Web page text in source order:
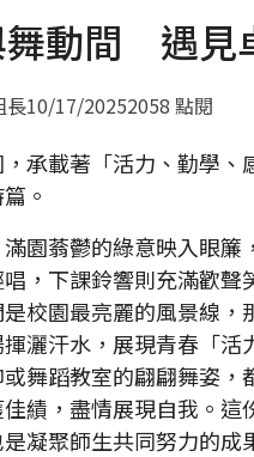
舞動間 遇見
長10/17/20252058 點閱
承載著「活力、勤學
。
園蓊鬱的綠意映入眼
，下課鈴響則充滿歡
校園最亮麗的風景線
灑汗水，展現青春「
舞蹈教室的翩翩舞姿
績，盡情展現自我。
凝聚師生共同努力的